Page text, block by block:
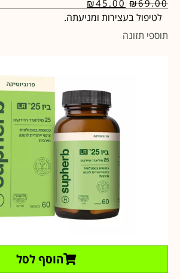
₪69.00
₪45.00
לטיפול בעצירות ומניעתה.
תוספי תזונה
הוסף לסל